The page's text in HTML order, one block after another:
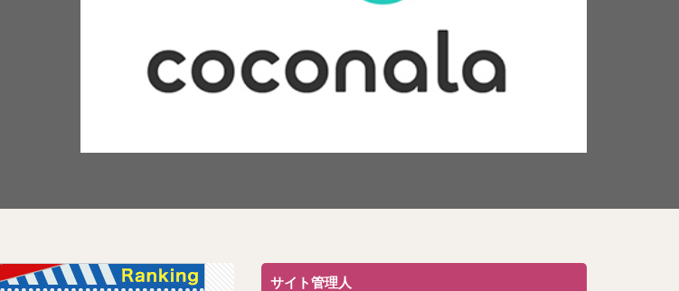
サイト管理人